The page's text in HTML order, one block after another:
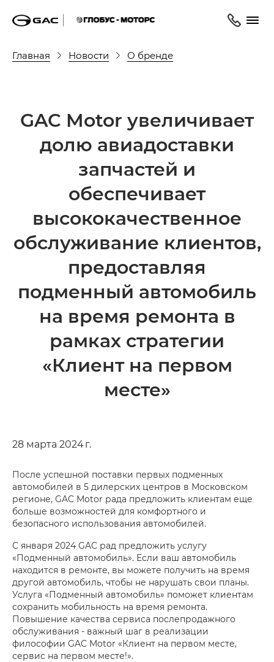
Главная Новости О бренде
GAC Motor увеличивает
долю авиадоставки
запчастей и
обеспечивает
высококачественное
обслуживание клиентов,
предоставляя
подменный автомобиль
на время ремонта в
рамках стратегии
«Клиент на первом
месте»
28 марта 2024 г.
После успешной поставки первых подменных
автомобилей в 5 дилерских центров в Московском
регионе, GAC Motor рада предложить клиентам еще
больше возможностей для комфортного и
безопасного использования автомобилей.
С января 2024 GAC рад предложить услугу
«Подменный автомобиль». Если ваш автомобиль
находится в ремонте, вы можете получить на время
другой автомобиль, чтобы не нарушать свои планы.
Услуга «Подменный автомобиль» поможет клиентам
сохранить мобильность на время ремонта.
Повышение качества сервиса послепродажного
обслуживания - важный шаг в реализации
философии GAC Motor «Клиент на первом месте,
сервис на первом месте!».